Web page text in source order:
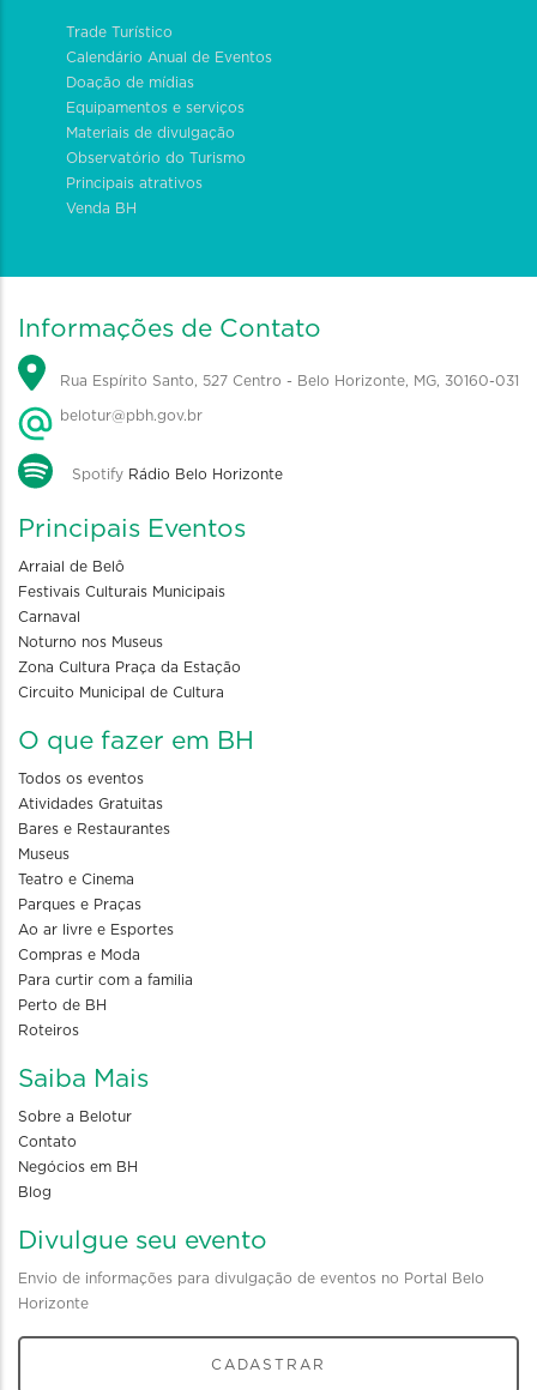
Trade Turístico
Calendário Anual de Eventos
Doação de mídias
Equipamentos e serviços
Materiais de divulgação
Observatório do Turismo
Principais atrativos
Venda BH
Informações de Contato
Rua Espírito Santo, 527 Centro - Belo Horizonte, MG, 30160-031
belotur@pbh.gov.br
Spotify Rádio Belo Horizonte
Principais Eventos
Arraial de Belô
Festivais Culturais Municipais
Carnaval
Noturno nos Museus
Zona Cultura Praça da Estação
Circuito Municipal de Cultura
O que fazer em BH
Todos os eventos
Atividades Gratuitas
Bares e Restaurantes
Museus
Teatro e Cinema
Parques e Praças
Ao ar livre e Esportes
Compras e Moda
Para curtir com a familia
Perto de BH
Roteiros
Saiba Mais
Sobre a Belotur
Contato
Negócios em BH
Blog
Divulgue seu evento
Envio de informações para divulgação de eventos no Portal Belo
Horizonte
CADASTRAR